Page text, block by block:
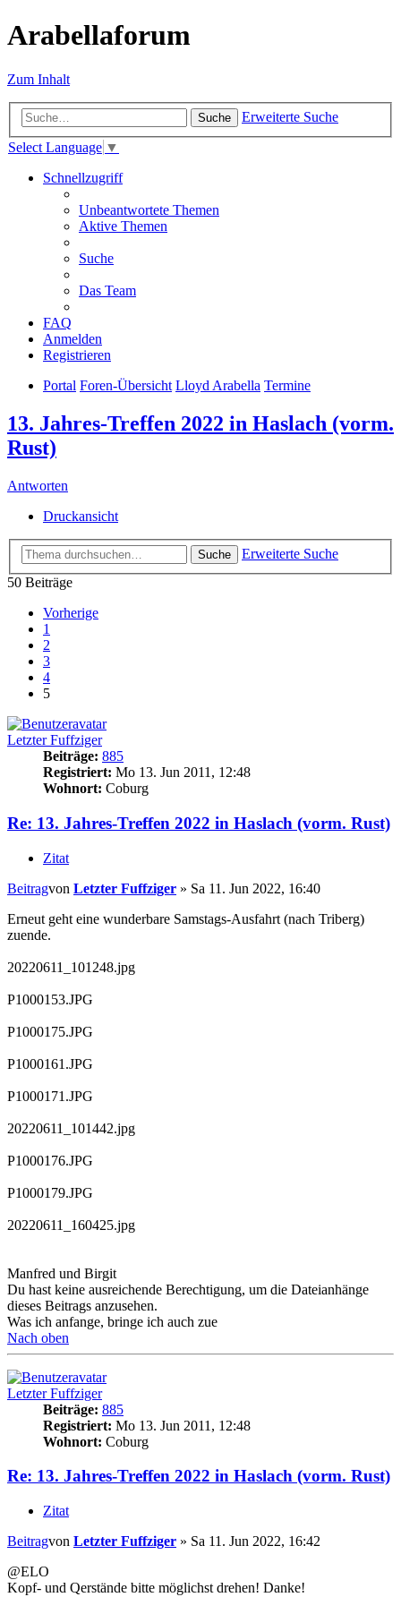
Arabellaforum
Zum Inhalt
Suche
Erweiterte Suche
Select Language ▼
Schnellzugriff
Unbeantwortete Themen
Aktive Themen
Suche
Das Team
FAQ
Anmelden
Registrieren
Portal Foren-Übersicht Lloyd Arabella Termine
13. Jahres-Treffen 2022 in Haslach (vorm.
Rust)
Antworten
Druckansicht
Suche
Erweiterte Suche
50 Beiträge
Vorherige
1
2
3
4
5
Letzter Fuffziger
Beiträge: 885
Registriert: Mo 13. Jun 2011, 12:48
Wohnort: Coburg
Re: 13. Jahres-Treffen 2022 in Haslach (vorm. Rust)
Zitat
Beitragvon Letzter Fuffziger » Sa 11. Jun 2022, 16:40
Erneut geht eine wunderbare Samstags-Ausfahrt (nach Triberg)
zuende.
20220611_101248.jpg
P1000153.JPG
P1000175.JPG
P1000161.JPG
P1000171.JPG
20220611_101442.jpg
P1000176.JPG
P1000179.JPG
20220611_160425.jpg
Manfred und Birgit
Du hast keine ausreichende Berechtigung, um die Dateianhänge
dieses Beitrags anzusehen.
Was ich anfange, bringe ich auch zue
Nach oben
Letzter Fuffziger
Beiträge: 885
Registriert: Mo 13. Jun 2011, 12:48
Wohnort: Coburg
Re: 13. Jahres-Treffen 2022 in Haslach (vorm. Rust)
Zitat
Beitragvon Letzter Fuffziger » Sa 11. Jun 2022, 16:42
@ELO
Kopf- und Qerstände bitte möglichst drehen! Danke!